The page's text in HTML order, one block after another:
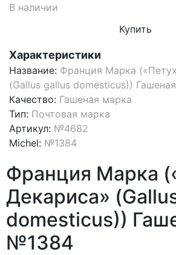
В наличии
Купить
Характеристики
Название: Франция Марка
(Gallus gallus domesticus))
Качество: Гашеная марка
Тип: Почтовая марка
Артикул: №4682
Michel: №1384
Франция Марка
Декариса»
domesticus))
№1384